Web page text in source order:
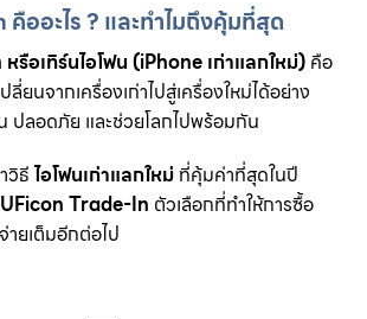
ออะไร ? และทำไมถึงคุ้มที่สุด
รือเทิร์นไอโฟน (iPhone เก่าแลกใหม่) คือ
ยนจากเครื่องเก่าไปสู่เครื่องใหม่ได้อย่าง
ปลอดภัย และช่วยโลกไปพร้อมกัน
วิธีไอโฟนเก่าแลกใหม่ ที่คุ้มค่าที่สุดในปี
UFicon Trade-In ตัวเลือกที่ทำให้การซื้อ
ายเต็มอีกต่อไป